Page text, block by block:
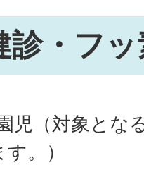
診・フ
児（対象とな
。）